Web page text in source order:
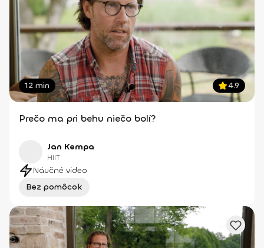
12 min 4.9
Prečo ma pri behu niečo bolí?
Jan Kempa
HIIT
Náučné video
Bez pomôcok